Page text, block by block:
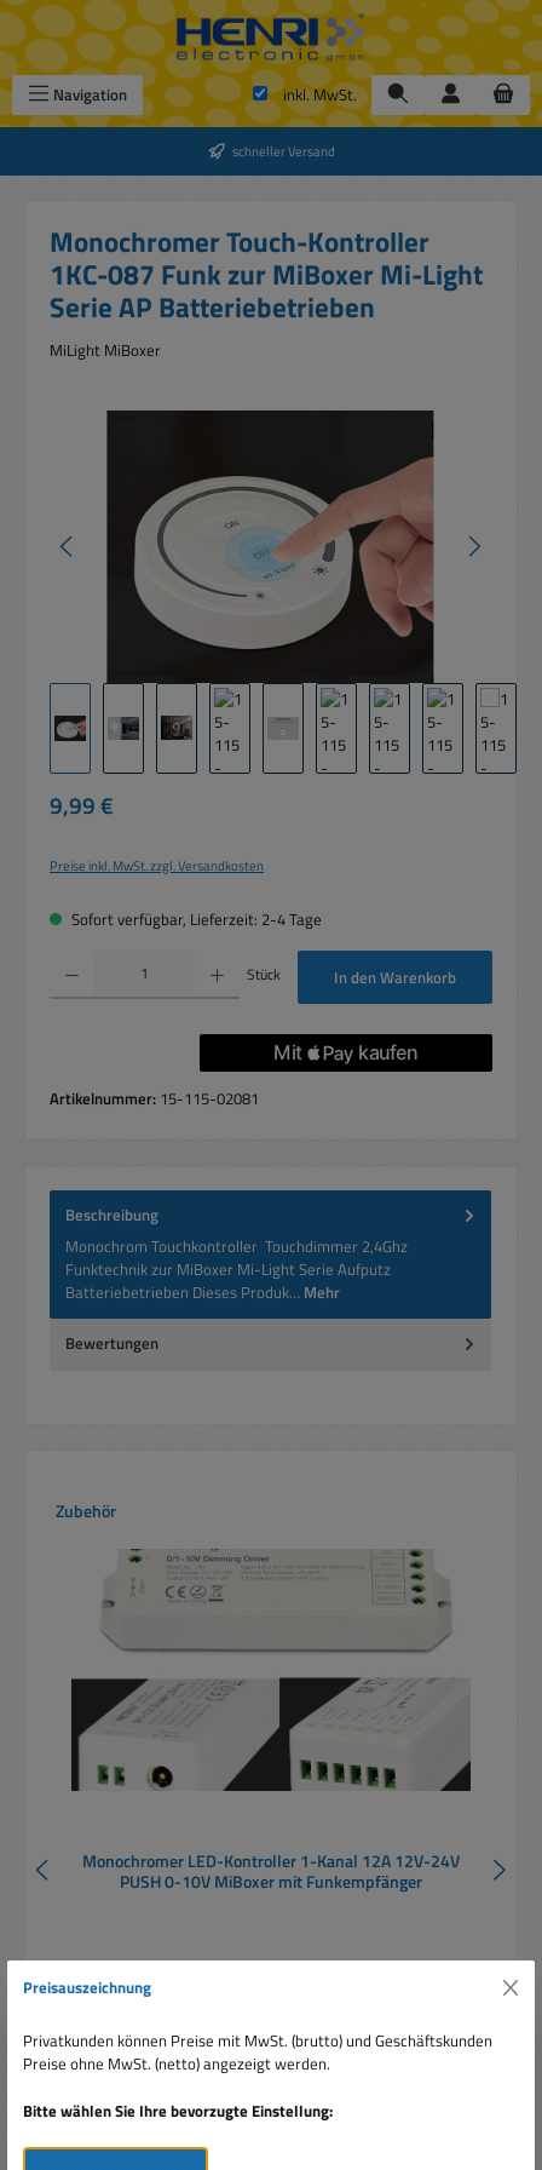
Zum Hauptinhalt springen
Navigation inkl. MwSt.
schneller Versand
Monochromer Touch-Kontroller
1KC-087 Funk zur MiBoxer Mi-Light
Serie AP Batteriebetrieben
MiLight MiBoxer
Regulärer Preis:
9,99 €
Preise inkl. MwSt. zzgl. Versandkosten
Sofort verfügbar, Lieferzeit: 2-4 Tage
Produkt Anzahl: Gib den gewünschten Wert ein oder benutze die Schaltflächen um
Stück In den Warenkorb
Artikelnummer: 15-115-02081
Beschreibung
Monochrom Touchkontroller Touchdimmer 2,4Ghz
Funktechnik zur MiBoxer Mi-Light Serie Aufputz
Batteriebetrieben Dieses Produk… Mehr
Bewertungen
Produktgalerie überspringen
Zubehör
Monochromer LED-Kontroller 1-Kanal 12A 12V-24V
PUSH 0-10V MiBoxer mit Funkempfänger
Regulärer Preis:
17,95 €
Preisauszeichnung
Privatkunden können Preise mit MwSt. (brutto) und Geschäftskunden
Preise ohne MwSt. (netto) angezeigt werden.
Bitte wählen Sie Ihre bevorzugte Einstellung: